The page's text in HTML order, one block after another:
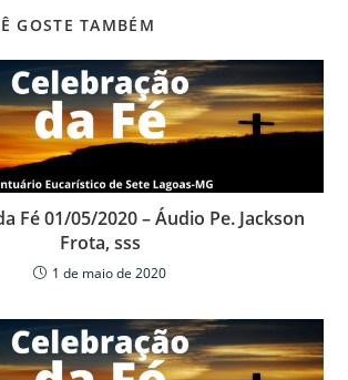
er p
ar
til
h
ar
GOSTE TAMBÉM
Fé 01/05/2020 – Áudio Pe. Jackson
Frota, sss
1 de maio de 2020